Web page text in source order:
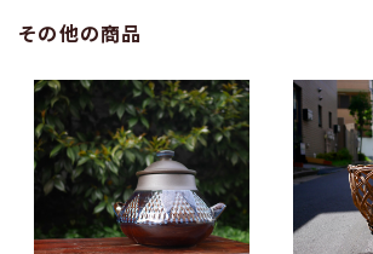
その他の商品